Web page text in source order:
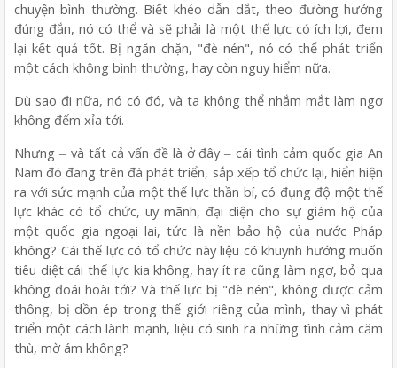
chuyện bình thường. Biết khéo dẫn dắt, theo đường hướng
đúng đắn, nó có thể và sẽ phải là một thế lực có ích lợi, đem
lại kết quả tốt. Bị ngăn chặn, "đè nén", nó có thể phát triển
một cách không bình thường, hay còn nguy hiểm nữa.
Dù sao đi nữa, nó có đó, và ta không thể nhắm mắt làm ngơ
không đếm xỉa tới.
Nhưng ‒ và tất cả vấn đề là ở đây ‒ cái tình cảm quốc gia An
Nam đó đang trên đà phát triển, sắp xếp tổ chức lại, hiển hiện
ra với sức mạnh của một thế lực thần bí, có đụng độ một thế
lực khác có tổ chức, uy mãnh, đại diện cho sự giám hộ của
một quốc gia ngoại lai, tức là nền bảo hộ của nước Pháp
không? Cái thế lực có tổ chức này liệu có khuynh hướng muốn
tiêu diệt cái thế lực kia không, hay ít ra cũng làm ngơ, bỏ qua
không đoái hoài tới? Và thế lực bị "đè nén", không được cảm
thông, bị dồn ép trong thế giới riêng của mình, thay vì phát
triển một cách lành mạnh, liệu có sinh ra những tình cảm căm
thù, mờ ám không?